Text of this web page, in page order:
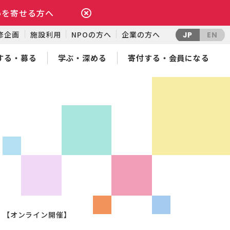
寄せる方へ
企画 施設利用 NPOの方へ 企業の方へ JP EN
る・募る 学ぶ・深める 寄付する・会員になる
オンライン開催】